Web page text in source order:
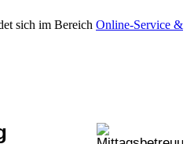
sich im Bereich Online-Service &